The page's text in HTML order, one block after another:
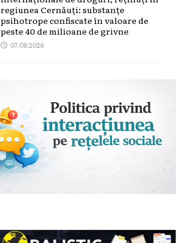
regiunea Cernăuți: substanțe
psihotrope confiscate în valoare de
peste 40 de milioane de grivne
07.08.2026